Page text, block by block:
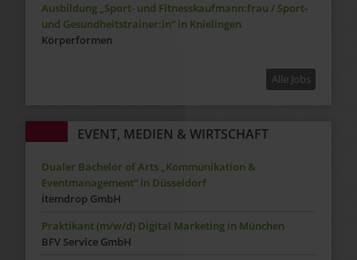
Ausbildung „Sport- und Fitnesskaufmann:frau / Sport-
und Gesundheitstrainer:in“ in Knielingen
Körperformen
Alle Jobs
EVENT, MEDIEN & WIRTSCHAFT
Dualer Bachelor of Arts „Kommunikation &
Eventmanagement“ in Düsseldorf
itemdrop GmbH
Praktikant (m/w/d) Digital Marketing in München
BFV Service GmbH